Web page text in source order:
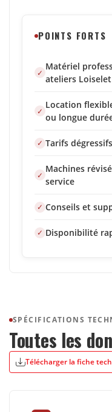
POINTS FORTS
Matériel
ateliers Loiselet
Location
ou longue
Tarifs
Machines
service
Conseils et
Disponibilité
SPÉCIFICATIONS
Toutes les
Télécharger la fiche